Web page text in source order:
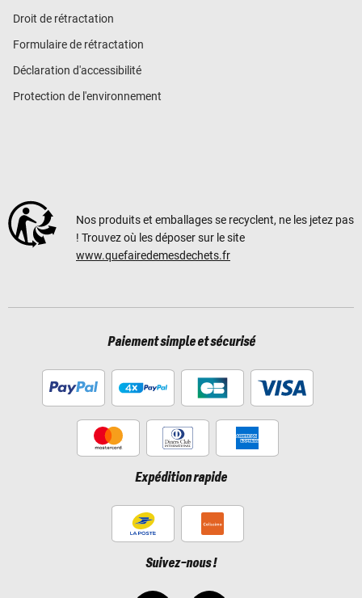
Droit de rétractation
Formulaire de rétractation
Déclaration d'accessibilité
Protection de l'environnement
Nos produits et emballages se recyclent, ne les jetez pas
! Trouvez où les déposer sur le site
www.quefairedemesdechets.fr
Paiement simple et sécurisé
Expédition rapide
Suivez-nous !